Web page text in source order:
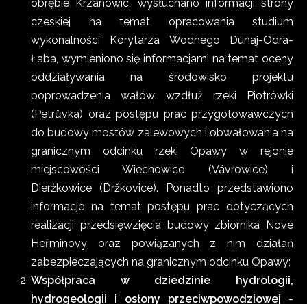
obrębie Krzanowic, wysłuchano informacji strony
czeskiej na temat opracowania studium
wykonalności Korytarza Wodnego Dunaj-Odra-
Łaba, wymieniono się informacjami na temat oceny
oddziaływania na środowisko projektu
poprowadzenia wałów wzdłuż rzeki Piotrówki
(Petrůvka) oraz postępu prac przygotowawczych
do budowy mostów zalewowych i obwałowania na
granicznym odcinku rzeki Opawy w rejonie
miejscowości Wiechowice (Vávrowice) i
Dierżkowice (Držkovice). Ponadto przedstawiono
informacje na temat postępu prac dotyczących
realizacji przedsięwzięcia budowy zbiornika Nové
Heřminovy oraz powiązanych z nim działań
zabezpieczających na granicznym odcinku Opawy;
Współpraca w dziedzinie hydrologii,
hydrogeologii i osłony przeciwpowodziowej -